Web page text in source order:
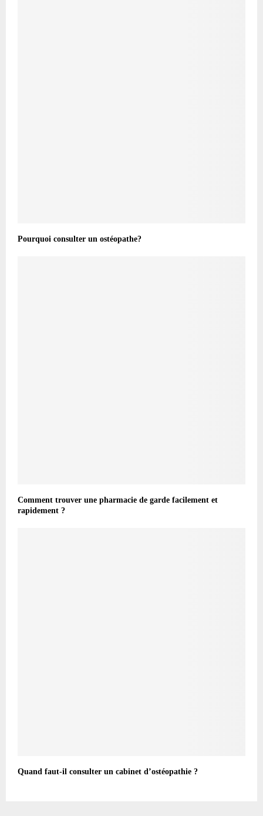
Pourquoi consulter un ostéopathe?
Comment trouver une pharmacie de garde facilement et
rapidement ?
Quand faut-il consulter un cabinet d’ostéopathie ?